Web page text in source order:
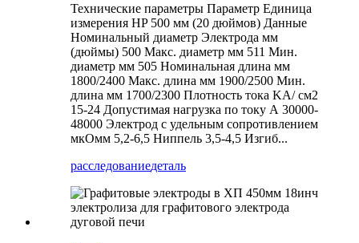
Технические параметры Параметр Единица
измерения HP 500 мм (20 дюймов) Данные
Номинальный диаметр Электрода мм
(дюймы) 500 Макс. диаметр мм 511 Мин.
диаметр мм 505 Номинальная длина мм
1800/2400 Макс. длина мм 1900/2500 Мин.
длина мм 1700/2300 Плотность тока KA/ см2
15-24 Допустимая нагрузка по току А 30000-
48000 Электрод с удельным сопротивлением
мкОмм 5,2-6,5 Ниппель 3,5-4,5 Изгиб...
расследованиедеталь